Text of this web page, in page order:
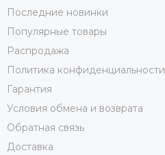
Последние новинки
Популярные товары
Распродажа
Политика конфиденциальности
Гарантия
Условия обмена и возврата
Обратная связь
Доставка